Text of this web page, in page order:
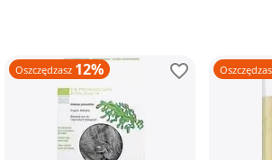
Oszczędzasz 12%